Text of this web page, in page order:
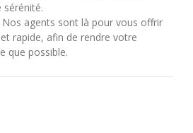
sérénité.
Nos agents sont là pour vous offrir
rapide, afin de rendre votre
que possible.